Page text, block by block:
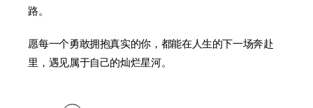
路。
愿每一个勇敢拥抱真实的你，都能在人生的下一场奔赴
里，遇见属于自己的灿烂星河。